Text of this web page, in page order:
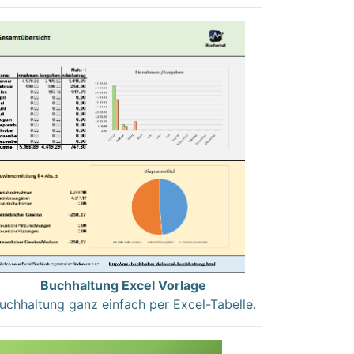
Buchhaltung Excel Vorlage
ganz einfach per Excel-Tabelle.